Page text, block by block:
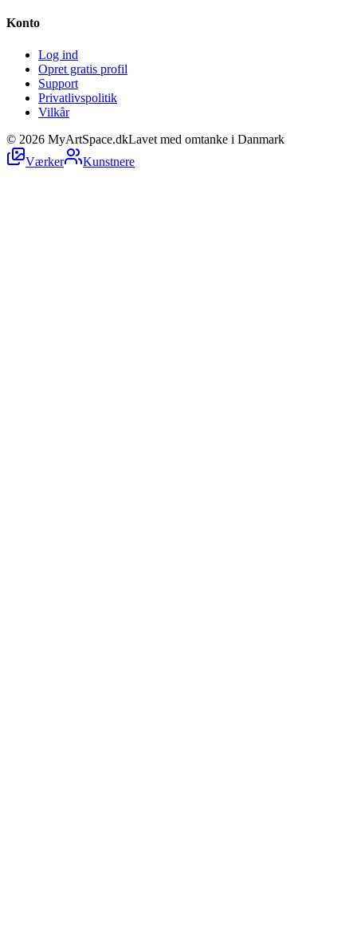
Konto
Log ind
Opret gratis profil
Support
Privatlivspolitik
Vilkår
© 2026 MyArtSpace.dkLavet med omtanke i Danmark
Værker
Kunstnere